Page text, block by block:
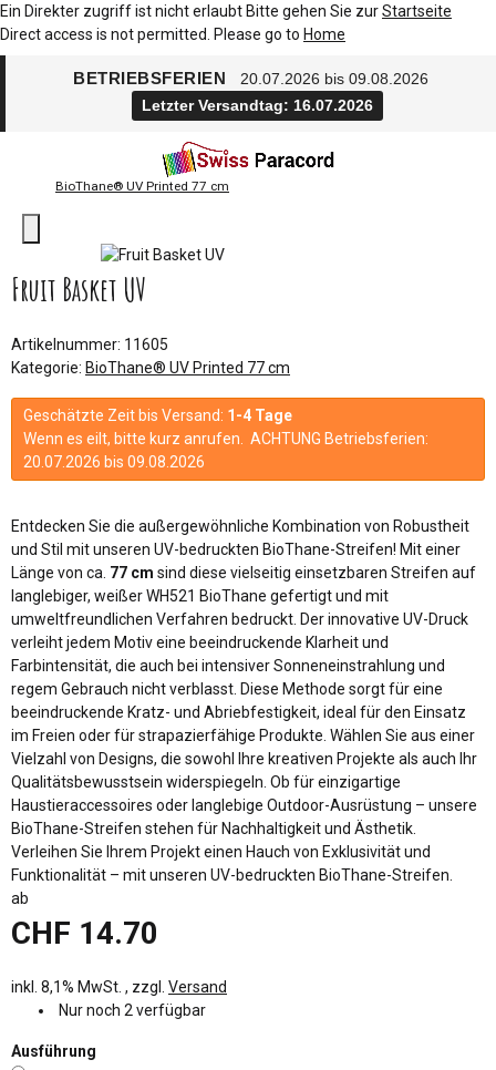
Ein Direkter zugriff ist nicht erlaubt Bitte gehen Sie zurStartseite
Direct access is not permitted. Please go to Home
BETRIEBSFERIEN
20.07.2026 bis 09.08.2026
Letzter Versandtag: 16.07.2026
BioThane® UV Printed 77 cm
Fruit Basket UV
Artikelnummer: 11605
Kategorie: BioThane® UV Printed 77 cm
Geschätzte Zeit bis Versand: 1-4 Tage
Wenn es eilt, bitte kurz anrufen. ACHTUNG Betriebsferien:
20.07.2026 bis 09.08.2026
Entdecken Sie die außergewöhnliche Kombination von Robustheit
und Stil mit unseren UV-bedruckten BioThane-Streifen! Mit einer
Länge von ca. 77 cm sind diese vielseitig einsetzbaren Streifen auf
langlebiger, weißer WH521 BioThane gefertigt und mit
umweltfreundlichen Verfahren bedruckt. Der innovative UV-Druck
verleiht jedem Motiv eine beeindruckende Klarheit und
Farbintensität, die auch bei intensiver Sonneneinstrahlung und
regem Gebrauch nicht verblasst. Diese Methode sorgt für eine
beeindruckende Kratz- und Abriebfestigkeit, ideal für den Einsatz
im Freien oder für strapazierfähige Produkte. Wählen Sie aus einer
Vielzahl von Designs, die sowohl Ihre kreativen Projekte als auch Ihr
Qualitätsbewusstsein widerspiegeln. Ob für einzigartige
Haustieraccessoires oder langlebige Outdoor-Ausrüstung – unsere
BioThane-Streifen stehen für Nachhaltigkeit und Ästhetik.
Verleihen Sie Ihrem Projekt einen Hauch von Exklusivität und
Funktionalität – mit unseren UV-bedruckten BioThane-Streifen.
ab
CHF 14.70
inkl. 8,1% MwSt. , zzgl. Versand
Nur noch 2 verfügbar
Ausführung